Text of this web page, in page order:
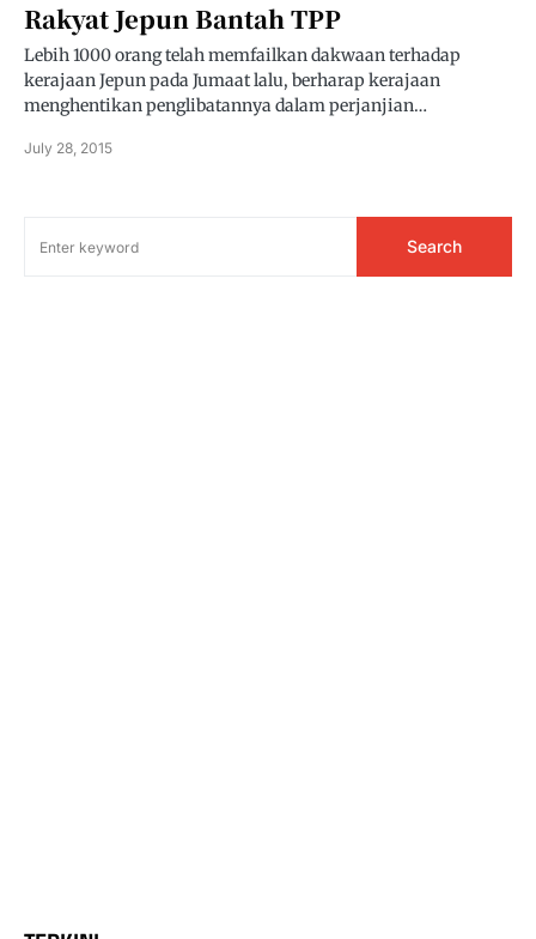
Rakyat Jepun Bantah TPP
Lebih 1000 orang telah memfailkan dakwaan terhadap
kerajaan Jepun pada Jumaat lalu, berharap kerajaan
menghentikan penglibatannya dalam perjanjian…
July 28, 2015
Search